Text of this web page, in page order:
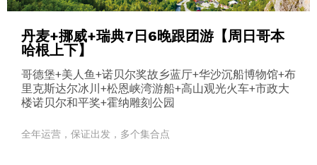
丹麦+挪威+瑞典7日6晚跟团游【周日哥本
哈根上下】
哥德堡+美人鱼+诺贝尔奖故乡蓝厅+华沙沉船博物馆+布
里克斯达尔冰川+松恩峡湾游船+高山观光火车+市政大
楼诺贝尔和平奖+霍纳雕刻公园
全年运营，保证出发，多个集合点